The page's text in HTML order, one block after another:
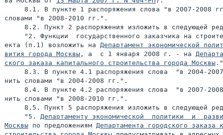
8.1. В пункте 1 распоряжения слова "в 2007-2008
словами "в 2008-2010 гг.".
8.2. Пункт 2 распоряжения изложить в следующей
"2. Функции  государственного заказчика на
екта (п.1) возложить на Департамент экономической
вития города Москвы , а  с 1 января 2008 г. - на
ского заказа капитального строительства города Москвы
8.3. В пункте 4.1 распоряжения слова  "в 2004-
нить словами "в 2004-2008 гг.".
8.4. В пункте 4.2 распоряжения слова  "в 2007-
нить словами "в 2008-2010 гг.".
8.5. Пункт 5 распоряжения изложить в следующей
     "5.
Департаменту экономической  политики  и
Москвы по предложениям Департамента городского заказа